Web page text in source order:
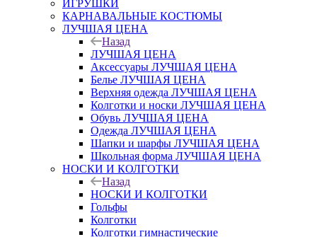
ИГРУШКИ
КАРНАВАЛЬНЫЕ КОСТЮМЫ
ЛУЧШАЯ ЦЕНА
Назад
ЛУЧШАЯ ЦЕНА
Аксессуары ЛУЧШАЯ ЦЕНА
Белье ЛУЧШАЯ ЦЕНА
Верхняя одежда ЛУЧШАЯ ЦЕНА
Колготки и носки ЛУЧШАЯ ЦЕНА
Обувь ЛУЧШАЯ ЦЕНА
Одежда ЛУЧШАЯ ЦЕНА
Шапки и шарфы ЛУЧШАЯ ЦЕНА
Школьная форма ЛУЧШАЯ ЦЕНА
НОСКИ И КОЛГОТКИ
Назад
НОСКИ И КОЛГОТКИ
Гольфы
Колготки
Колготки гимнастические